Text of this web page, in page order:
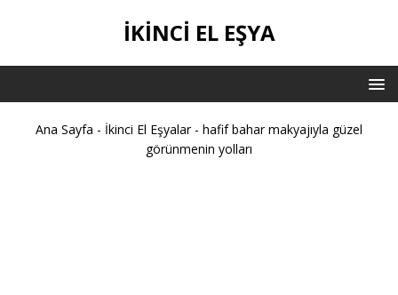
İKİNCİ EL EŞYA
Ana Sayfa - İkinci El Eşyalar- hafif bahar makyajıyla güzel
görünmenin yolları